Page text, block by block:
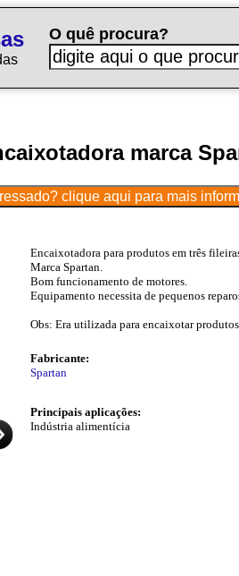
O quê procura?
marca
Encaixotadora para produtos em três
Marca Spartan.
Bom funcionamento de motores.
Equipamento necessita de pequenos
Obs: Era utilizada para encaixotar
Fabricante:
Spartan
Principais aplicações:
Indústria alimentícia